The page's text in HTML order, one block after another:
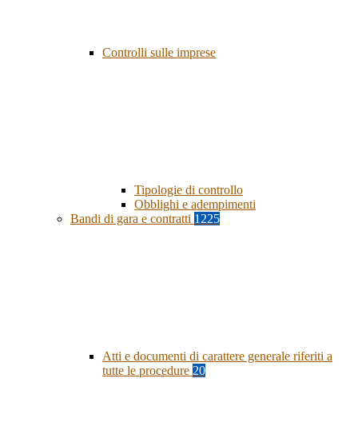
Controlli sulle imprese
Tipologie di controllo
Obblighi e adempimenti
Bandi di gara e contratti 1225
Atti e documenti di carattere generale riferiti a
tutte le procedure 20